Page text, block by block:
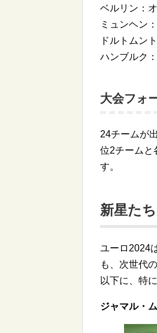
ベルリン：
ミュンヘン
ドルトムン
ハンブルク
大会フォ
24チームが
位2チームと
す。
新星た
ユーロ2024
も、次世代
以下に、特
ジャマル・